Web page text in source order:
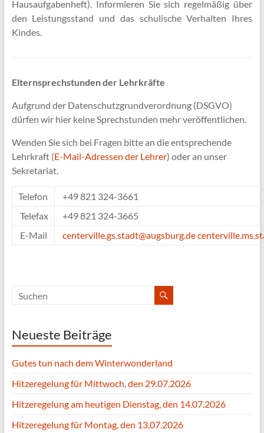
Hausaufgabenheft). Informieren Sie sich regelmäßig über
den Leistungsstand und das schulische Verhalten Ihres
Kindes.
Elternsprechstunden der Lehrkräfte
Aufgrund der Datenschutzgrundverordnung (DSGVO)
dürfen wir hier keine Sprechstunden mehr veröffentlichen.
Wenden Sie sich bei Fragen bitte an die entsprechende
Lehrkraft (E-Mail-Adressen der Lehrer) oder an unser
Sekretariat.
Telefon +49 821 324-3661
Telefax
+49 821 324-3665
E-Mail
centerville.gs.stadt@augsburg.de
Neueste Beiträge
Gutes tun nach dem Winterwonderland
Hitzeregelung für Mittwoch, den 29.07.2026
Hitzeregelung am heutigen Dienstag, den 14.07.2026
Hitzeregelung für Montag, den 13.07.2026